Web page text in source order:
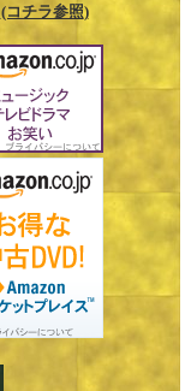
(コチラ参照)